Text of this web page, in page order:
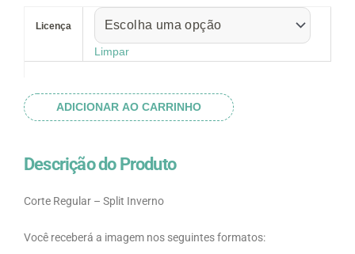
através
R$ 32.82
Licença
Limpar
quantidade
ADICIONAR AO CARRINHO
Descrição do Produto
Corte Regular – Split Inverno
Você receberá a imagem nos seguintes formatos: